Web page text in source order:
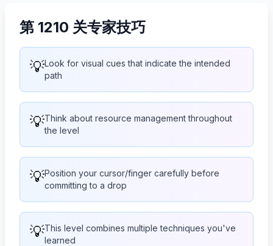
第 1210 关专家技巧
💡Look for visual cues that indicate the intended
path
💡Think about resource management throughout
the level
💡Position your cursor/finger carefully before
committing to a drop
💡This level combines multiple techniques you've
learned